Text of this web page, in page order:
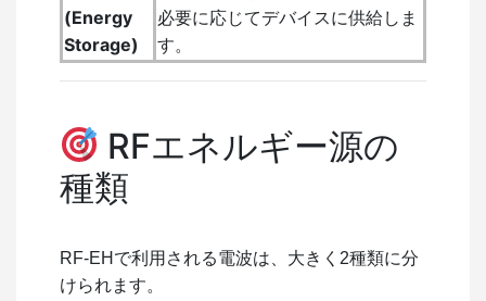
(Energy
Storage)
必要に応じてデバイスに供給しま
す。
RFエネルギー源の
種類
RF-EHで利用される電波は、大きく2種類に分
けられます。